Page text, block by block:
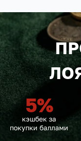
5%
кэшбек за
покупки баллами